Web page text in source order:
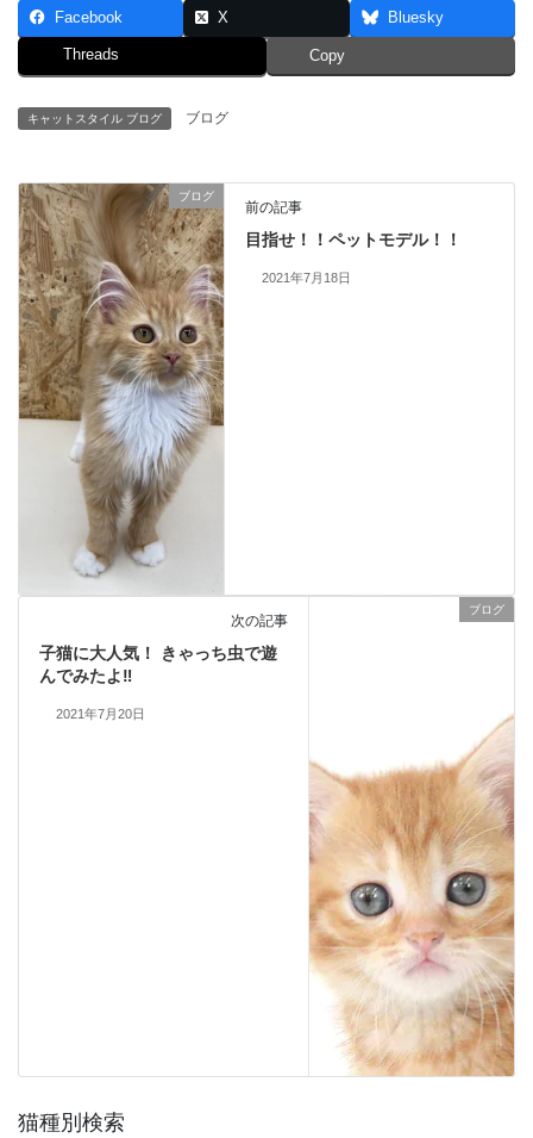
Facebook X Bluesky
Threads Copy
キャットスタイル ブログ ブログ
ブログ
前の記事
目指せ！！ペットモデル！！
2021年7月18日
ブログ
次の記事
子猫に大人気！ きゃっち虫で遊
んでみたよ‼️
2021年7月20日
猫種別検索